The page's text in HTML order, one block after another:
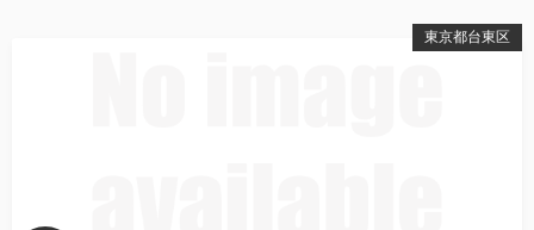
東京都台東区